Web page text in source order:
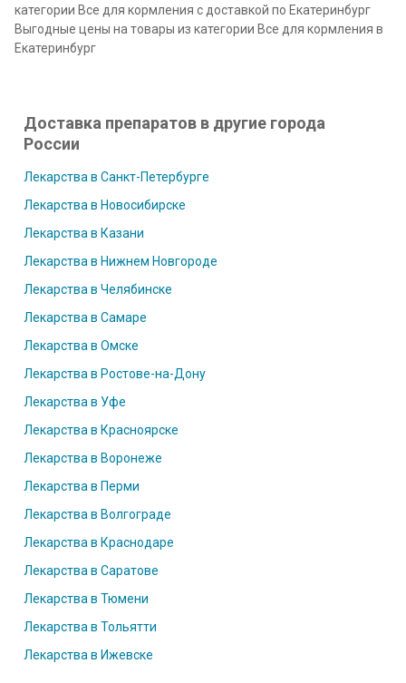
категории Все для кормления с доставкой по Екатеринбург
Выгодные цены на товары из категории Все для кормления в
Екатеринбург
Доставка препаратов в другие города
России
Лекарства в Санкт-Петербурге
Лекарства в Новосибирске
Лекарства в Казани
Лекарства в Нижнем Новгороде
Лекарства в Челябинске
Лекарства в Самаре
Лекарства в Омске
Лекарства в Ростове-на-Дону
Лекарства в Уфе
Лекарства в Красноярске
Лекарства в Воронеже
Лекарства в Перми
Лекарства в Волгограде
Лекарства в Краснодаре
Лекарства в Саратове
Лекарства в Тюмени
Лекарства в Тольятти
Лекарства в Ижевске